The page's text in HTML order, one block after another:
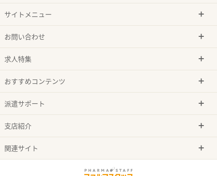
サイトメニュー
お問い合わせ
求人特集
おすすめコンテンツ
派遣サポート
支店紹介
関連サイト